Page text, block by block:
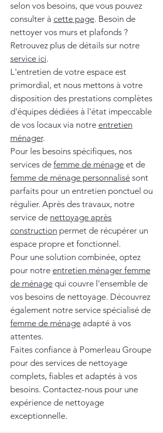
selon vos besoins, que vous pouvez
consulter à cette page. Besoin de
nettoyer vos murs et plafonds ?
Retrouvez plus de détails sur notre
service ici.
L'entretien de votre espace est
primordial, et nous mettons à votre
disposition des prestations complètes
d'équipes dédiées à l'état impeccable
de vos locaux via notre entretien
ménager.
Pour les besoins spécifiques, nos
services de femme de ménage et de
femme de ménage personnalisé sont
parfaits pour un entretien ponctuel ou
régulier. Après des travaux, notre
service de nettoyage après
construction permet de récupérer un
espace propre et fonctionnel.
Pour une solution combinée, optez
pour notre entretien ménager femme
de ménage qui couvre l'ensemble de
vos besoins de nettoyage. Découvrez
également notre service spécialisé de
femme de ménage adapté à vos
attentes.
Faites confiance à Pomerleau Groupe
pour des services de nettoyage
complets, fiables et adaptés à vos
besoins. Contactez-nous pour une
expérience de nettoyage
exceptionnelle.